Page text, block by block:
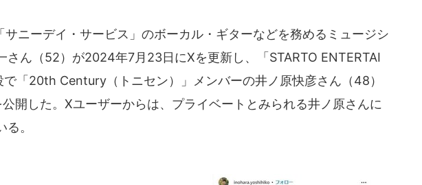
ニーデイ・サービス」のボーカル・ギターなどを務めるミュージシ
さん（52）が2024年7月23日にXを更新し、「STARTO ENTERTAI
「20th Century（トニセン）」メンバーの井ノ原快彦さん（48）
開した。Xユーザーからは、プライベートとみられる井ノ原さんに
。